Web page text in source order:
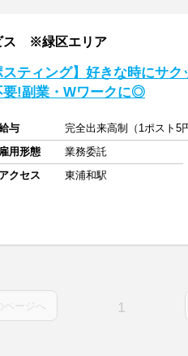
ス ※緑区エリア
スティング】好きな時にサ
要!副業・Wワークに◎
与
完全出来高制（1ポスト5
雇用形態
業務委託
アクセス
東浦和駅
ページへ 1